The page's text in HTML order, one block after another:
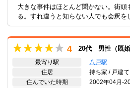
大きな事件はほとんど聞かない。街頭
る。すれ違うと知らない人でも会釈を
4 20代 男性（既婚
最寄り駅
八戸駅
住居
持ち家 / 戸建て
住んでいた時期
2002年04月-